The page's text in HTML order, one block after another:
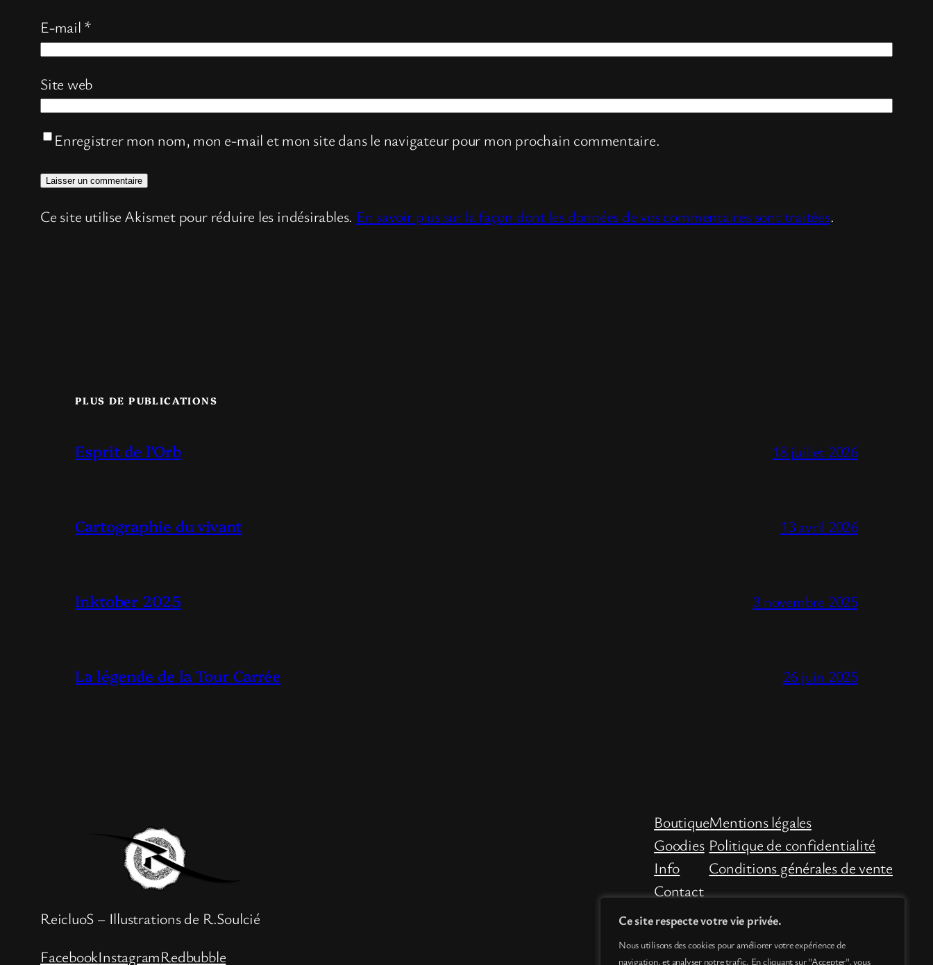
Ce site respecte votre vie privée.
Nous utilisons des cookies pour améliorer votre expérience de
navigation, et analyser notre trafic. En cliquant sur "Accepter", vous
E-mail *
Site web
Enregistrer mon nom, mon e-mail et mon site dans le navigateur pour mon prochain commentaire.
Ce site utilise Akismet pour réduire les indésirables. En savoir plus sur la façon dont les données de vos commentaires sont traitées.
PLUS DE PUBLICATIONS
Esprit de l’Orb 18 juillet 2026
Cartographie du vivant 13 avril 2026
Inktober 2025 3 novembre 2025
La légende de la Tour Carrée 26 juin 2025
ReicluoS – Illustrations de R.Soulcié
FacebookInstagramRedbubble
Boutique
Goodies
Info
Contact
Mentions légales
Politique de confidentialité
Conditions générales de vente